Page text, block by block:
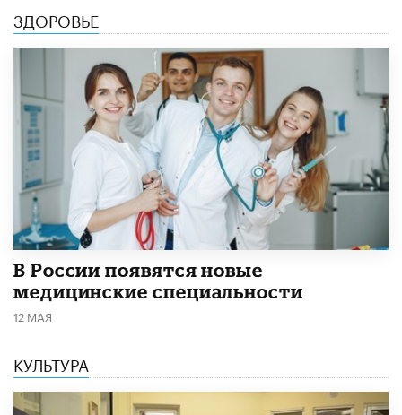
ЗДОРОВЬЕ
В России появятся новые
медицинские специальности
12 МАЯ
КУЛЬТУРА